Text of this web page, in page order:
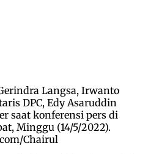
Langsa, Irwanto
DPC, Edy Asaruddin
saat konferensi pers di
Minggu (14/5/2022).
Chairul